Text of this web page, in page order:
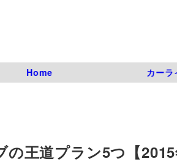
Home カーラ
王道プラン5つ【